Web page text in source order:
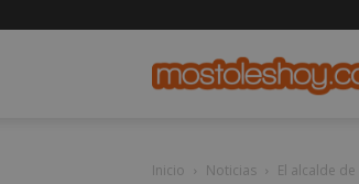
Inicio Noticias El alcalde